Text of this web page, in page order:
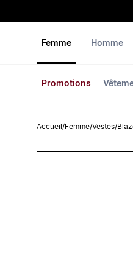
Femme
Promotions
Homme
Accueil /Femme/Vestes/